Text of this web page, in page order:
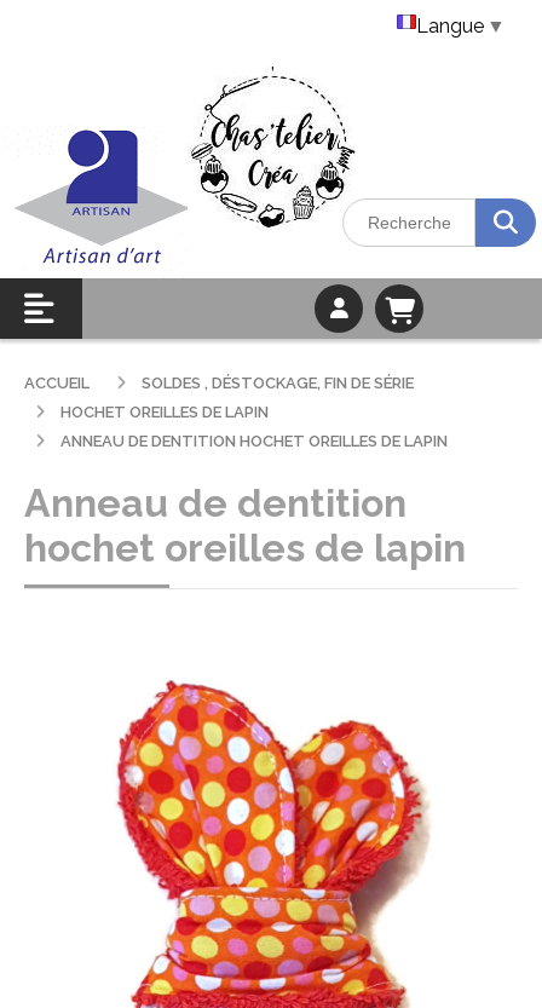
ACCUEIL
SOLDES , DÉSTOCKAGE, FIN DE SÉRIE
HOCHET OREILLES DE LAPIN
ANNEAU DE DENTITION HOCHET OREILLES DE LAPIN
Anneau de dentition
hochet oreilles de lapin
Langue ▼